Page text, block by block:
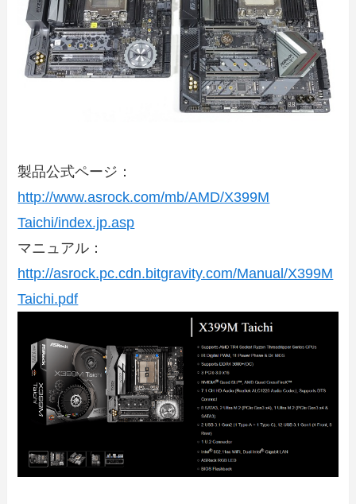
製品公式ページ：
http://www.asrock.com/mb/AMD/X399M
Taichi/index.jp.asp
マニュアル：
http://asrock.pc.cdn.bitgravity.com/Manual/X399M
Taichi.pdf